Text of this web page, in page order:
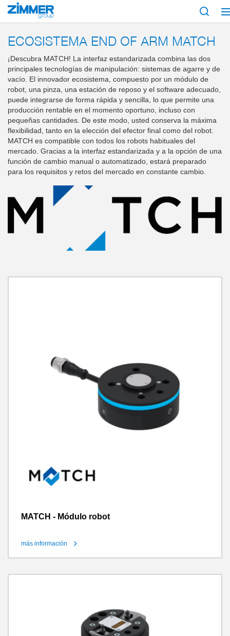
Inicio Productos MATCH - End-of-Arm-
ECOSISTEMA END OF ARM MATCH
¡Descubra MATCH! La interfaz estandarizada combina las dos
principales tecnologías de manipulación: sistemas de agarre y de
vacío. El innovador ecosistema, compuesto por un módulo de
robot, una pinza, una estación de reposo y el software adecuado,
puede integrarse de forma rápida y sencilla, lo que permite una
producción rentable en el momento oportuno, incluso con
pequeñas cantidades. De este modo, usted conserva la máxima
flexibilidad, tanto en la elección del efector final como del robot.
MATCH es compatible con todos los robots habituales del
mercado. Gracias a la interfaz estandarizada y a la opción de una
función de cambio manual o automatizado, estará preparado
para los requisitos y retos del mercado en constante cambio.
MATCH - Módulo robot
más información